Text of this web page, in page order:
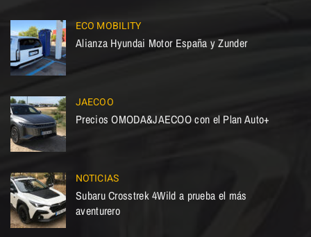
ECO MOBILITY
Alianza Hyundai Motor España y Zunder
JAECOO
Precios OMODA&JAECOO con el Plan Auto+
NOTICIAS
Subaru Crosstrek 4Wild a prueba el más
aventurero